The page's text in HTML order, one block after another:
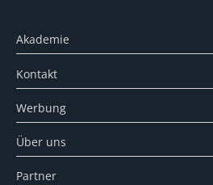
Akademie
Kontakt
Werbung
Über uns
Partner